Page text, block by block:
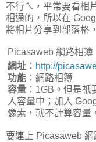
不行ㄟ，平常要看相
相通的，所以在
將相片分享到部落格
Picasaweb 網路相簿
網址 ： http://
功能 ：網路相簿
容量 ：1GB。但是
入容量中；加入
像素，就不計算容量
要連上 Picasaweb